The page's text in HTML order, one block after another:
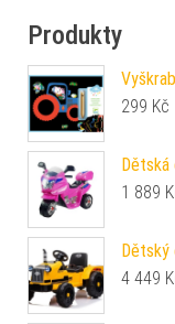
Produkty
299 Kč
1 889
4 449